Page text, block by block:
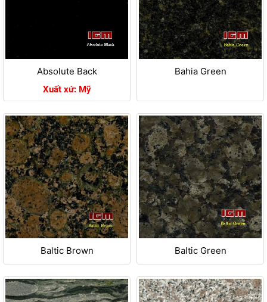
Absolute Back
Xuất xứ: Mỹ
Bahia Green
Baltic Brown Baltic Green